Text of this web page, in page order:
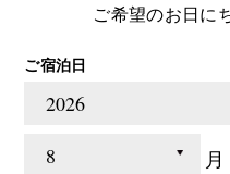
ご希望のお日に
ご宿泊日
月